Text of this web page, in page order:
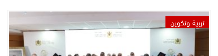
تربية وتكوين